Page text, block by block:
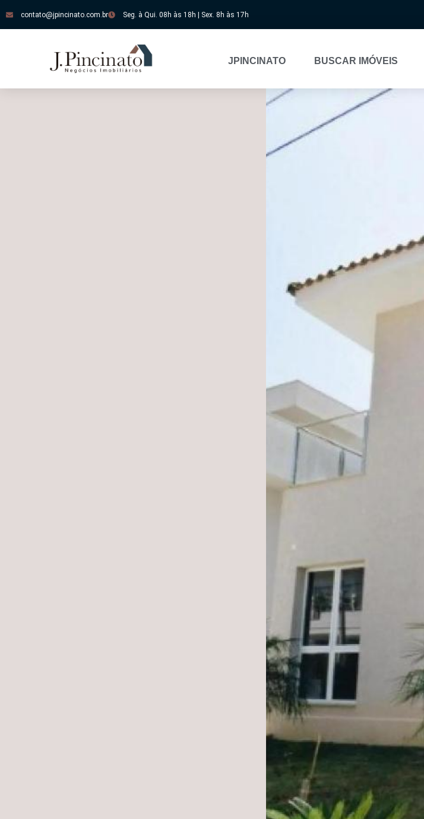
contato@jpincinato.com.br Seg. à Qui. 08h às 18h | Sex. 8h às 17h
JPINCINATO BUSCAR IMÓVEIS